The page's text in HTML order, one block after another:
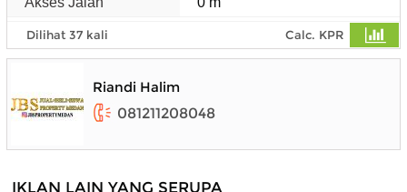
Dilihat 37 kali Calc. KPR
Riandi Halim
081211208048
IKLAN LAIN YANG SERUPA